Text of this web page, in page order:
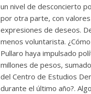
un nivel de desconcierto
por otra parte, con
expresiones de deseos.
menos voluntarista.
Pullaro haya impulsado
millones de pesos,
del Centro de Estudios
durante el último año?.